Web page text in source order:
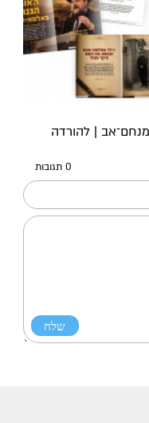
מנחם־אב | להורדה
0 תגובות